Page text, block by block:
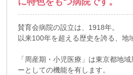
賛育会病院の設立は、1918年。
以来100年を超える歴史を誇る、地
「周産期・小児医療」は東京都地
ーとしての機能を有します。